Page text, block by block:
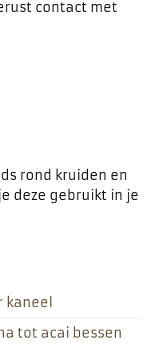
contact met
rond kruiden en
deze gebruikt in je
tot acai bessen